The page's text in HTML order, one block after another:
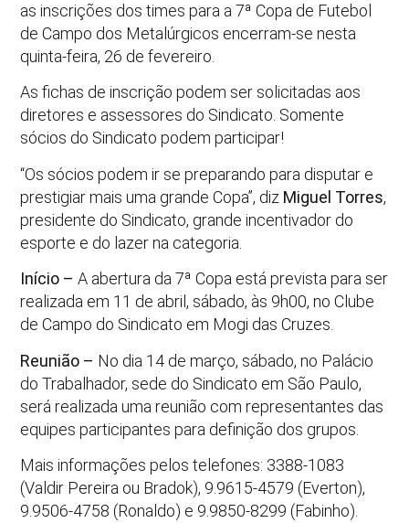
as inscrições dos times para a 7ª Copa de Futebol
de Campo dos Metalúrgicos encerram-se nesta
quinta-feira, 26 de fevereiro.
As fichas de inscrição podem ser solicitadas aos
diretores e assessores do Sindicato. Somente
sócios do Sindicato podem participar!
“Os sócios podem ir se preparando para disputar e
prestigiar mais uma grande Copa”, diz Miguel Torres,
presidente do Sindicato, grande incentivador do
esporte e do lazer na categoria.
Início – A abertura da 7ª Copa está prevista para ser
realizada em 11 de abril, sábado, às 9h00, no Clube
de Campo do Sindicato em Mogi das Cruzes.
Reunião – No dia 14 de março, sábado, no Palácio
do Trabalhador, sede do Sindicato em São Paulo,
será realizada uma reunião com representantes das
equipes participantes para definição dos grupos.
Mais informações pelos telefones: 3388-1083
(Valdir Pereira ou Bradok), 9.9615-4579 (Everton),
9.9506-4758 (Ronaldo) e 9.9850-8299 (Fabinho).